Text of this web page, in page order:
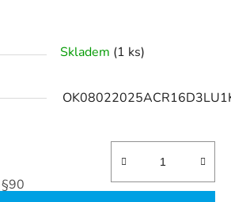
Skladem (1 ks)